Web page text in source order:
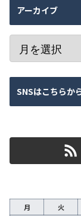
アーカイブ
SNSはこちらか
月 火